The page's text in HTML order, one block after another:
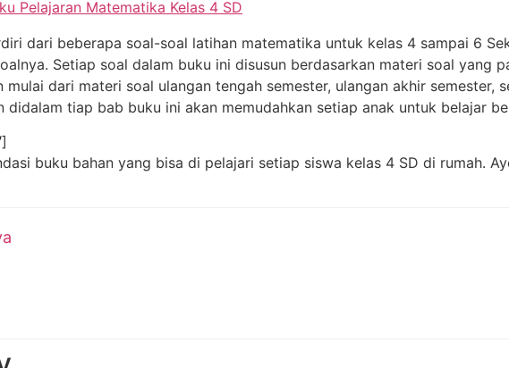
dari beberapa soal-soal latihan matematika untuk kelas 4 sampai 6
Setiap soal dalam buku ini disusun berdasarkan materi soal yang
dari materi soal ulangan tengah semester, ulangan akhir semester,
didalam tiap bab buku ini akan memudahkan setiap anak untuk belajar
buku bahan yang bisa di pelajari setiap siswa kelas 4 SD di rumah.